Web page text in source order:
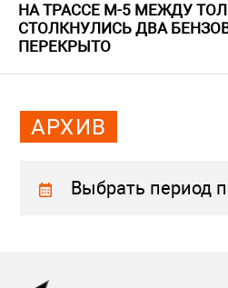
НА ТРАССЕ М-5 МЕЖДУ
СТОЛКНУЛИСЬ ДВА
ПЕРЕКРЫТО
АРХИВ
Выбрать период